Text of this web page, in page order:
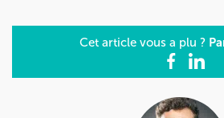
Cet article vous a plu ?
IK OLYMPE SANTE
28 Rue Velpeau 92160
28 Rue Velpeau 92160
01 76 21 71 41